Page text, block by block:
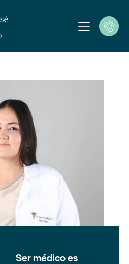
Ser médico es